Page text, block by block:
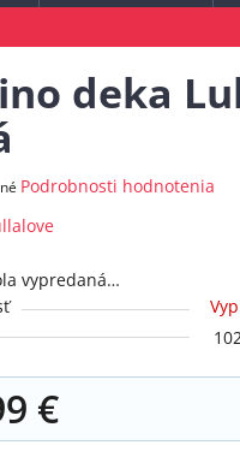
deka
Podrobnosti hodnotenia
vypredaná…
€
cena: